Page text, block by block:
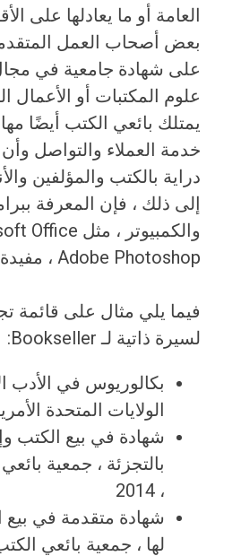
العامة أو ما يعادلها على
بعض أصحاب العمل
على شهادة جامعية في
علوم المكتبات أو الأعمال
يمتلك بائعي الكتب أيضًا
خدمة العملاء والتواصل
دراية بالكتب والمؤلفين
إلى ذلك ، فإن المعرفة
Adobe Photoshop ، مفيدة.
فيما يلي مثال على قائمة
لسيرة ذاتية لـ Bookseller:
بكالوريوس في الأدب
الولايات المتحدة الأمريكية
شهادة في بيع الكتب
بالتجزئة ، جمعية
، 2014
شهادة متقدمة في بيع
لها ، جمعية بائعي